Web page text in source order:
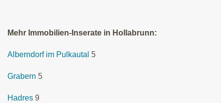
Mehr Immobilien-Inserate in Hollabrunn:
Alberndorf im Pulkautal 5
Grabern 5
Hadres 9